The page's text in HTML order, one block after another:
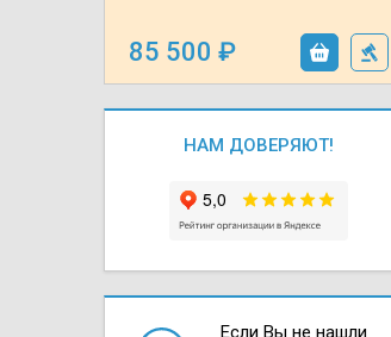
85 500
НАМ ДОВЕРЯЮТ!
Если Вы не нашли